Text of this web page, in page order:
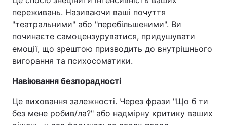
переживань. Називаючи ваші почуття
"театральними" або "перебільшеними". Ви
починаєте самоцензуруватися, придушувати
емоції, що зрештою призводить до внутрішнього
вигорання та психосоматики.
Навіювання безпорадності
Це виховання залежності. Через фрази "Що б ти
без мене робив/ла?" або надмірну критику ваших